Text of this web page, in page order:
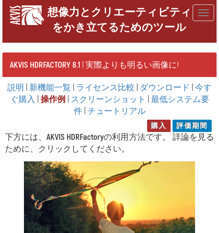
想像力とクリエーティビティ
をかき立てるためのツール
AKVIS HDRFACTORY 8.1 | 実際よりも明るい画像に!
説明 新機能一覧 ライセンス比較 ダウンロード
今す
ぐ購入
操作例 スクリーンショット
最低システム要
件| チュートリアル
購入 評価期間
下方には、AKVIS HDRFactoryの利用方法です。 詳論を見る
ために、クリックしてください。